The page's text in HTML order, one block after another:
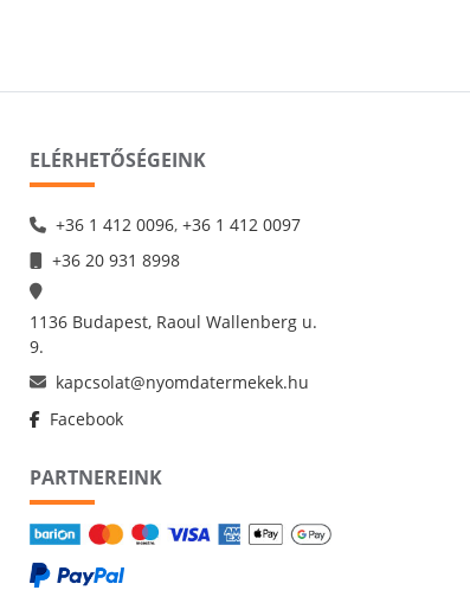
ELÉRHETŐSÉGEINK
+36 1 412 0096, +36 1 412 0097
+36 20 931 8998
1136 Budapest, Raoul Wallenberg u.
9.
kapcsolat@nyomdatermekek.hu
Facebook
PARTNEREINK